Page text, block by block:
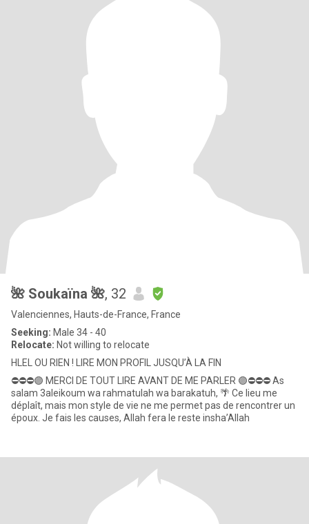
🌺 Soukaïna 🌺, 32
Valenciennes, Hauts-de-France, France
Seeking: Male 34 - 40
Relocate: Not willing to relocate
HLEL OU RIEN ! LIRE MON PROFIL JUSQU’À LA FIN
⛔️⛔️⛔️🟣 MERCI DE TOUT LIRE AVANT DE ME PARLER 🟣⛔️⛔️⛔️ As
salam 3aleikoum wa rahmatulah wa barakatuh, 🌴 Ce lieu me
déplaît, mais mon style de vie ne me permet pas de rencontrer un
époux. Je fais les causes, Allah fera le reste insha’Allah